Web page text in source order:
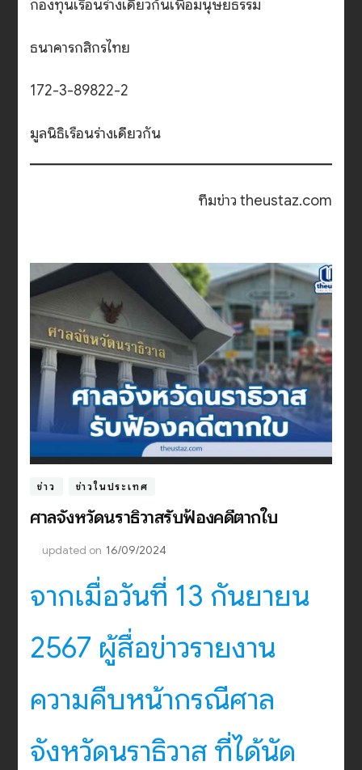
กองทุนเรือนร่างเดียวกันเพื่อมนุษยธรรม
ธนาคารกสิกรไทย
172-3-89822-2
มูลนิธิเรือนร่างเดียวกัน
ทีมข่าว theustaz.com
ข่าว ข่าวในประเทศ
ศาลจังหวัดนราธิวาสรับฟ้องคดีตากใบ
updated on 16/09/2024
จากเมื่อวันที่ 13 กันยายน
2567 ผู้สื่อข่าวรายงาน
ความคืบหน้ากรณีศาล
จังหวัดนราธิวาส ที่ได้นัด